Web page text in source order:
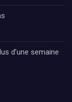
d’une semaine